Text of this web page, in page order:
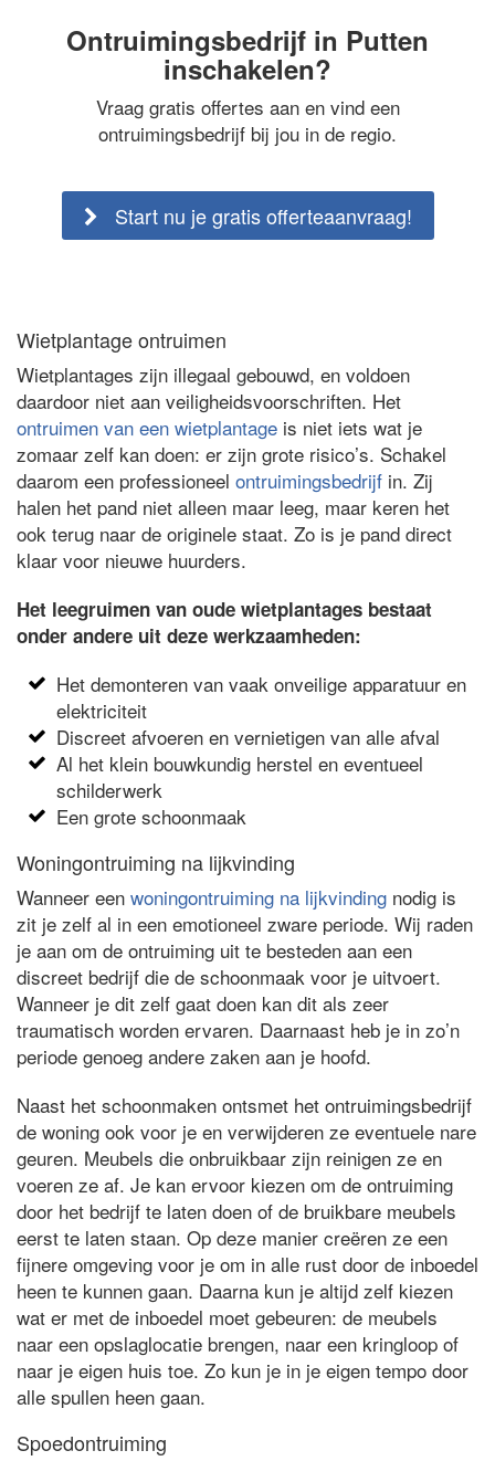
Ontruimingsbedrijf in Putten
inschakelen?
Vraag gratis offertes aan en vind een
ontruimingsbedrijf bij jou in de regio.
Start nu je gratis offerteaanvraag!
Wietplantage ontruimen
Wietplantages zijn illegaal gebouwd, en voldoen
daardoor niet aan veiligheidsvoorschriften. Het
ontruimen van een wietplantage is niet iets wat je
zomaar zelf kan doen: er zijn grote risico’s. Schakel
daarom een professioneel ontruimingsbedrijf in. Zij
halen het pand niet alleen maar leeg, maar keren het
ook terug naar de originele staat. Zo is je pand direct
klaar voor nieuwe huurders.
Het leegruimen van oude wietplantages bestaat
onder andere uit deze werkzaamheden:
Het demonteren van vaak onveilige apparatuur en
elektriciteit
Discreet afvoeren en vernietigen van alle afval
Al het klein bouwkundig herstel en eventueel
schilderwerk
Een grote schoonmaak
Woningontruiming na lijkvinding
Wanneer een woningontruiming na lijkvinding nodig is
zit je zelf al in een emotioneel zware periode. Wij raden
je aan om de ontruiming uit te besteden aan een
discreet bedrijf die de schoonmaak voor je uitvoert.
Wanneer je dit zelf gaat doen kan dit als zeer
traumatisch worden ervaren. Daarnaast heb je in zo’n
periode genoeg andere zaken aan je hoofd.
Naast het schoonmaken ontsmet het ontruimingsbedrijf
de woning ook voor je en verwijderen ze eventuele nare
geuren. Meubels die onbruikbaar zijn reinigen ze en
voeren ze af. Je kan ervoor kiezen om de ontruiming
door het bedrijf te laten doen of de bruikbare meubels
eerst te laten staan. Op deze manier creëren ze een
fijnere omgeving voor je om in alle rust door de inboedel
heen te kunnen gaan. Daarna kun je altijd zelf kiezen
wat er met de inboedel moet gebeuren: de meubels
naar een opslaglocatie brengen, naar een kringloop of
naar je eigen huis toe. Zo kun je in je eigen tempo door
alle spullen heen gaan.
Spoedontruiming